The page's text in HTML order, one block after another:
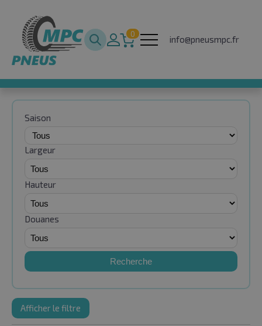
0
info@pneusmpc.fr
Saison
Largeur
Hauteur
Douanes
Recherche
Afficher le filtre